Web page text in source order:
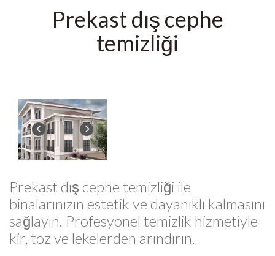
Prekast dış cephe
temizliği
Prekast dış cephe temizliği ile
binalarınızın estetik ve dayanıklı kalmasını
sağlayın. Profesyonel temizlik hizmetiyle
kir, toz ve lekelerden arındırın.